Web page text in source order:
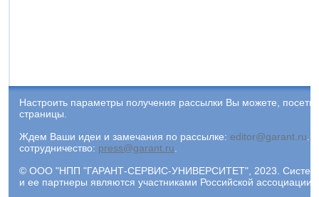
Настроить параметры получения рассылки Вы можете,
страницы.
Ждем Ваши идеи и замечания по рассылке: editor@garant.ru
сотрудничество: press@garant.ru
© ООО "НПП "ГАРАНТ-СЕРВИС-УНИВЕРСИТЕТ", 2023. Система
и ее партнеры являются участниками Российской